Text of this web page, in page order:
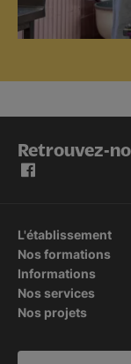
Retrouvez-
L'établissement
Nos formations
Informations
Nos services
Nos projets